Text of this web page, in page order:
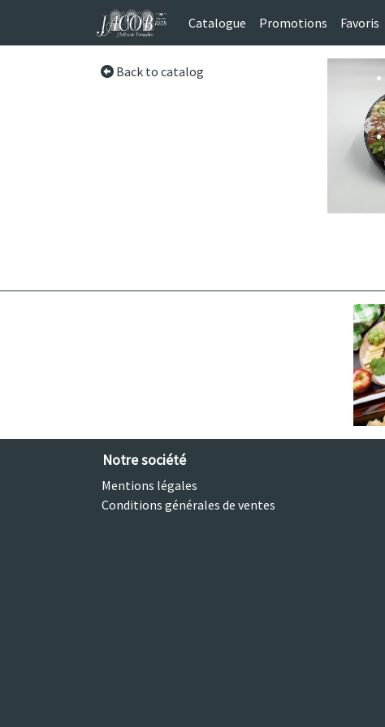
Catalogue Promotions Favoris
Back to catalog
Notre société
Mentions légales
Conditions générales de ventes